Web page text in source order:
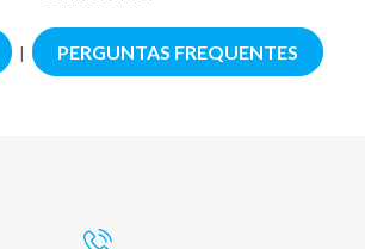
| PERGUNTAS FREQUENTES